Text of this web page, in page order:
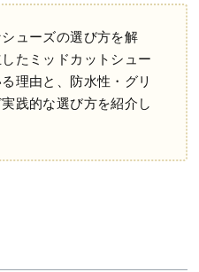
ューズの選び方を解
たミッドカットシュー
理由と、防水性・グリ
践的な選び方を紹介し